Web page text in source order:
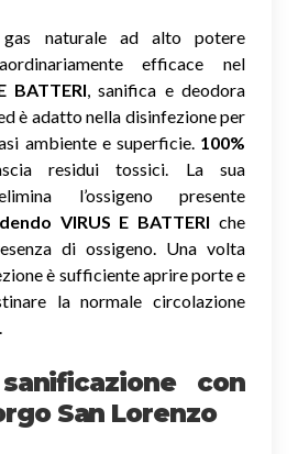
naturale ad alto potere
efficace nel
BATTERI, sanifica e deodora
è adatto nella disinfezione per
ambiente e superficie. 100%
residui tossici. La sua
l’ossigeno presente
VIRUS E BATTERI che
di ossigeno. Una volta
è sufficiente aprire porte e
la normale circolazione
con
San Lorenzo